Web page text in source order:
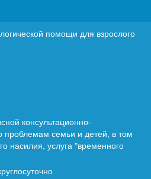
помощи для взрослого
консультационно-
семьи и детей, в том
насилия, услуга "временного